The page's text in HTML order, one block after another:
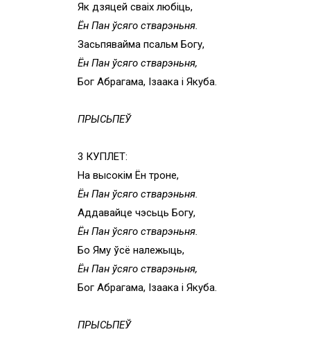
Як дзяцей сваіх любіць,
Ён Пан ўсяго стварэньня.
Засьпявайма псальм Богу,
Ён Пан ўсяго стварэньня,
Бог Абрагама, Ізаака і Якуба.
ПРЫСЬПЕЎ
3 КУПЛЕТ:
На высокім Ён троне,
Ён Пан ўсяго стварэньня.
Аддавайце чэсьць Богу,
Ён Пан ўсяго стварэньня.
Бо Яму ўсё належыць,
Ён Пан ўсяго стварэньня,
Бог Абрагама, Ізаака і Якуба.
ПРЫСЬПЕЎ